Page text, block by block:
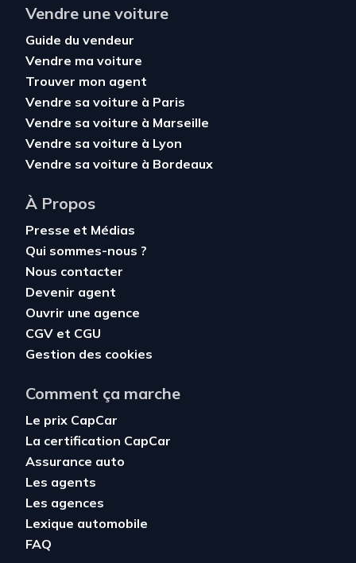
Vendre une voiture
Guide du vendeur
Vendre ma voiture
Trouver mon agent
Vendre sa voiture à Paris
Vendre sa voiture à Marseille
Vendre sa voiture à Lyon
Vendre sa voiture à Bordeaux
À Propos
Presse et Médias
Qui sommes-nous ?
Nous contacter
Devenir agent
Ouvrir une agence
CGV et CGU
Gestion des cookies
Comment ça marche
Le prix CapCar
La certification CapCar
Assurance auto
Les agents
Les agences
Lexique automobile
FAQ